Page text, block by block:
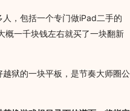
，包括一个专门做iPad二手的
概一千块钱左右就买了一块翻新
狱的一块平板，是节奏大师圈公